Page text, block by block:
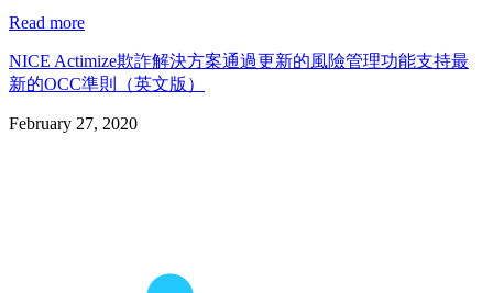
Read more
NICE Actimize欺詐解決方案通過更新的風險管理功能支持最
新的OCC準則（英文版）
February 27, 2020